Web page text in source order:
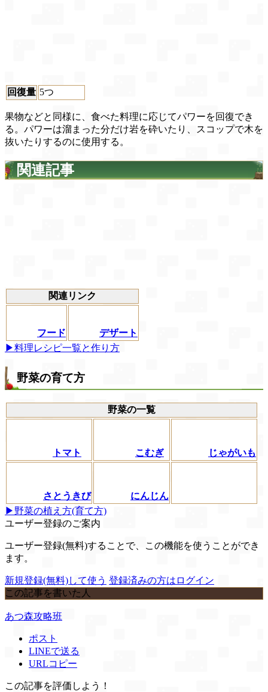
回復量 5つ
果物などと同様に、食べた料理に応じてパワーを回復でき
る。パワーは溜まった分だけ岩を砕いたり、スコップで木を
抜いたりするのに使用する。
関連記事
関連リンク
フード
デザート
▶料理レシピ一覧と作り方
野菜の育て方
野菜の一覧
トマト こむぎ じゃがいも
さとうきび
にんじん
▶野菜の植え方(育て方)
ユーザー登録のご案内
ユーザー登録(無料)することで、この機能を使うことができ
ます。
新規登録(無料)して使う 登録済みの方はログイン
この記事を書いた人
あつ森攻略班
ポスト
LINEで送る
URLコピー
この記事を評価しよう！